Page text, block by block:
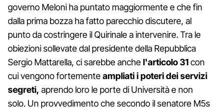
governo Meloni ha puntato maggiormente e che fin
dalla prima bozza ha fatto parecchio discutere, al
punto da costringere il Quirinale a intervenire. Tra le
obiezioni sollevate dal presidente della Repubblica
Sergio Mattarella, ci sarebbe anchel'articolo 31con
cui vengono fortementeampliati i poteri dei servizi
segreti, aprendo loro le porte di Università e non
solo. Un provvedimento che secondo il senatore M5s